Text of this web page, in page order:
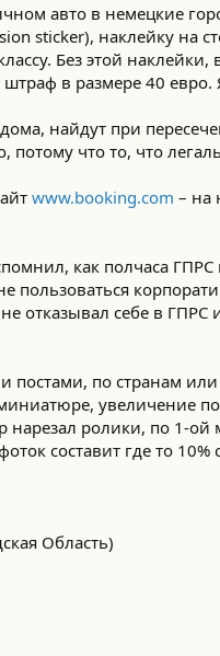
авто в немецкие
sticker), наклейку на
Без этой
в размере 40 евро.
найдут при
потому что то, что
www.booking.com – на
как полчаса
пользоваться
отказывал себе в ГПРС
постами, по странам
увеличение
нарезал ролики, по 1-
составит где то 10%
Область)